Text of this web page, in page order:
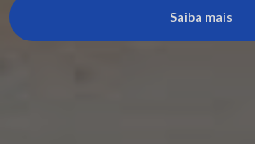
Saiba mais